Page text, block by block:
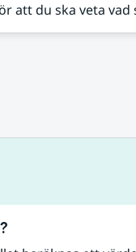
att du ska veta vad